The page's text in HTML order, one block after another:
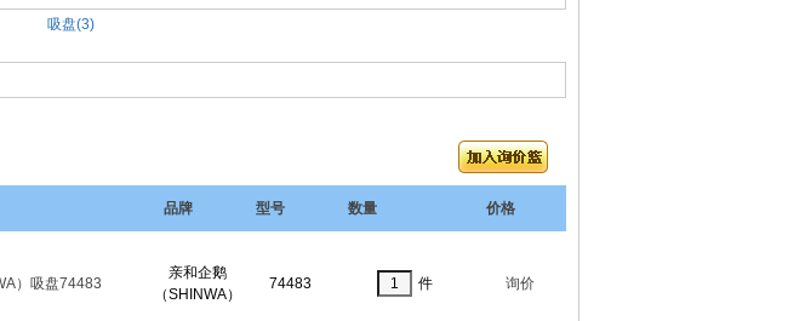
吸盘(3)
品牌 型号 数量 价格
）吸盘74483
亲和企鹅
（SHINWA）
74483 件 询价